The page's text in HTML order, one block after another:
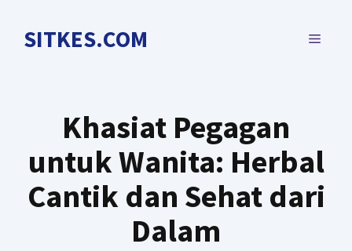
SITKES.COM MENU
Khasiat Pegagan
untuk Wanita: Herbal
Cantik dan Sehat dari
Dalam